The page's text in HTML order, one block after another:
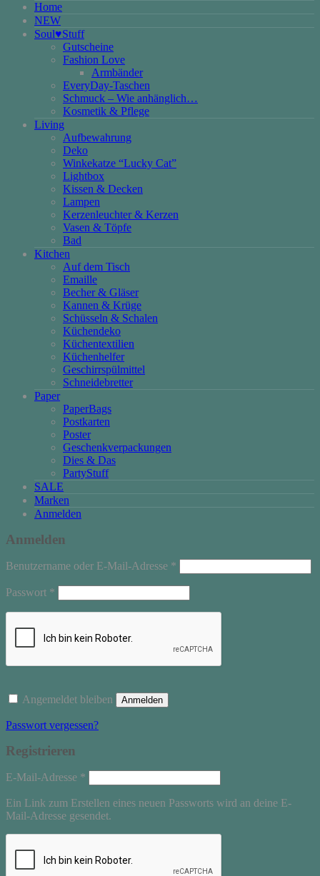
Home
NEW
Soul♥Stuff
Gutscheine
Fashion Love
Armbänder
EveryDay-Taschen
Schmuck – Wie anhänglich…
Kosmetik & Pflege
Living
Aufbewahrung
Deko
Winkekatze “Lucky Cat”
Lightbox
Kissen & Decken
Lampen
Kerzenleuchter & Kerzen
Vasen & Töpfe
Bad
Kitchen
Auf dem Tisch
Emaille
Becher & Gläser
Kannen & Krüge
Schüsseln & Schalen
Küchendeko
Küchentextilien
Küchenhelfer
Geschirrspülmittel
Schneidebretter
Paper
PaperBags
Postkarten
Poster
Geschenkverpackungen
Dies & Das
PartyStuff
SALE
Marken
Anmelden
Anmelden
Benutzername oder E-Mail-Adresse *
Passwort *
Angemeldet bleiben Anmelden
Passwort vergessen?
Registrieren
E-Mail-Adresse *
Ein Link zum Erstellen eines neuen Passworts wird an deine E-
Mail-Adresse gesendet.